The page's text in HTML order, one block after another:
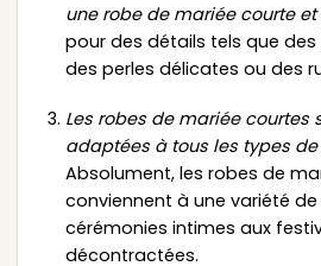
une robe de mariée courte
pour des détails tels que
des perles délicates ou des
Les robes de mariée courtes
adaptées à tous les types
Absolument, les robes de
conviennent à une variété
cérémonies intimes aux
décontractées.